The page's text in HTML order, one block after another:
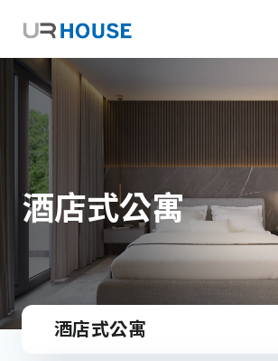
酒店式公寓
酒店式公寓